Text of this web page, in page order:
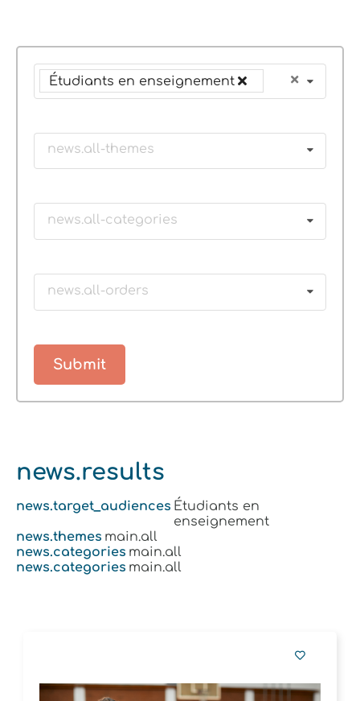
Étudiants en enseignement
news.all-themes
news.all-categories
news.all-orders
news.results
news.target_audiences Étudiants en
enseignement
news.themes main.all
news.categories main.all
news.categories main.all